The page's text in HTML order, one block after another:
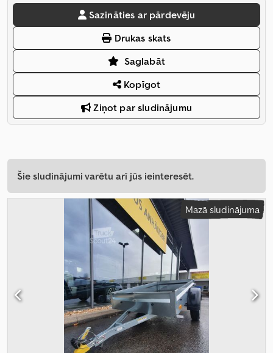
Sazināties ar pārdevēju
Drukas skats
Saglabāt
Kopīgot
Ziņot par sludinājumu
Šie sludinājumi varētu arī jūs ieinteresēt.
Mazā sludinājuma